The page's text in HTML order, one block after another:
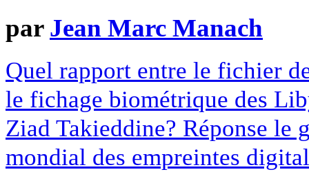
par Jean Marc Manach
Quel rapport entre le fichier
le fichage biométrique des
Ziad Takieddine? Réponse le
mondial des empreintes